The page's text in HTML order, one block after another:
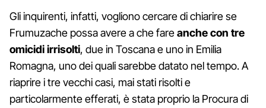
Gli inquirenti, infatti, vogliono cercare di chiarire se
Frumuzache possa avere a che fareanche con tre
omicidi irrisolti, due in Toscana e uno in Emilia
Romagna, uno dei quali sarebbe datato nel tempo. A
riaprire i tre vecchi casi, mai stati risolti e
particolarmente efferati, è stata proprio la Procura di